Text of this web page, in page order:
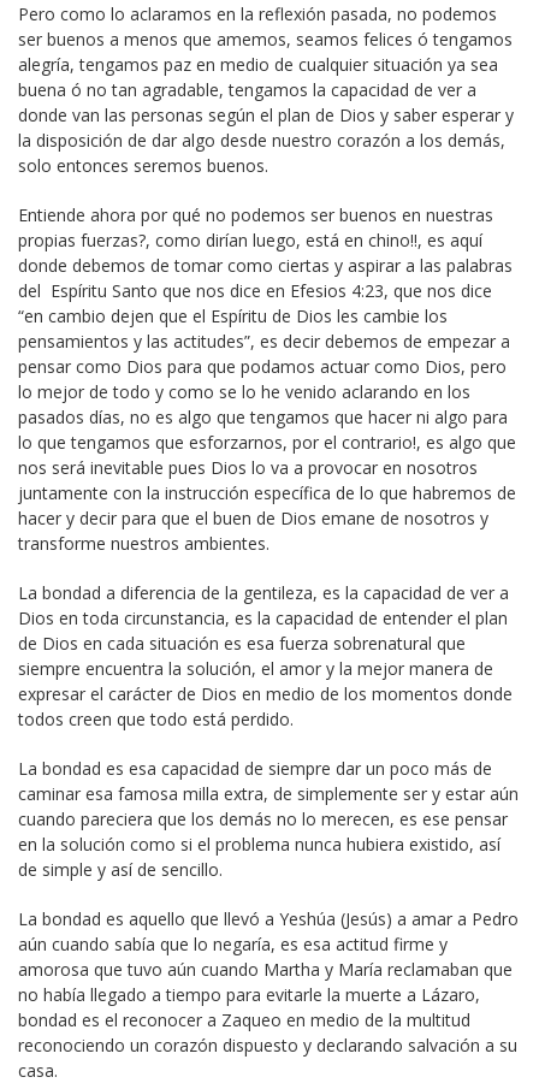
Pero como lo aclaramos en la reflexión pasada, no podemos
ser buenos a menos que amemos, seamos felices ó tengamos
alegría, tengamos paz en medio de cualquier situación ya sea
buena ó no tan agradable, tengamos la capacidad de ver a
donde van las personas según el plan de Dios y saber esperar y
la disposición de dar algo desde nuestro corazón a los demás,
solo entonces seremos buenos.
Entiende ahora por qué no podemos ser buenos en nuestras
propias fuerzas?, como dirían luego, está en chino!!, es aquí
donde debemos de tomar como ciertas y aspirar a las palabras
del Espíritu Santo que nos dice en Efesios 4:23, que nos dice
“en cambio dejen que el Espíritu de Dios les cambie los
pensamientos y las actitudes”, es decir debemos de empezar a
pensar como Dios para que podamos actuar como Dios, pero
lo mejor de todo y como se lo he venido aclarando en los
pasados días, no es algo que tengamos que hacer ni algo para
lo que tengamos que esforzarnos, por el contrario!, es algo que
nos será inevitable pues Dios lo va a provocar en nosotros
juntamente con la instrucción específica de lo que habremos de
hacer y decir para que el buen de Dios emane de nosotros y
transforme nuestros ambientes.
La bondad a diferencia de la gentileza, es la capacidad de ver a
Dios en toda circunstancia, es la capacidad de entender el plan
de Dios en cada situación es esa fuerza sobrenatural que
siempre encuentra la solución, el amor y la mejor manera de
expresar el carácter de Dios en medio de los momentos donde
todos creen que todo está perdido.
La bondad es esa capacidad de siempre dar un poco más de
caminar esa famosa milla extra, de simplemente ser y estar aún
cuando pareciera que los demás no lo merecen, es ese pensar
en la solución como si el problema nunca hubiera existido, así
de simple y así de sencillo.
La bondad es aquello que llevó a Yeshúa (Jesús) a amar a Pedro
aún cuando sabía que lo negaría, es esa actitud firme y
amorosa que tuvo aún cuando Martha y María reclamaban que
no había llegado a tiempo para evitarle la muerte a Lázaro,
bondad es el reconocer a Zaqueo en medio de la multitud
reconociendo un corazón dispuesto y declarando salvación a su
casa.